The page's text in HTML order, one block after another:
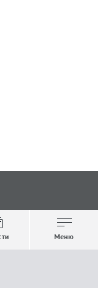
и ЖКХ
Меню